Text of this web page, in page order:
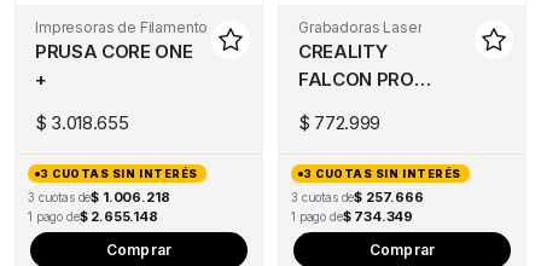
Impresoras de Filamento
PRUSA CORE ONE
+
$ 3.018.655
3 CUOTAS SIN INTERÉS
3 cuotas de$ 1.006.218
1 pago de$ 2.655.148
Comprar
Grabadoras Laser
CREALITY
FALCON PRO
$ 772.999
3 CUOTAS SIN INTERÉS
3 cuotas de$ 257.666
1 pago de$ 734.349
Comprar